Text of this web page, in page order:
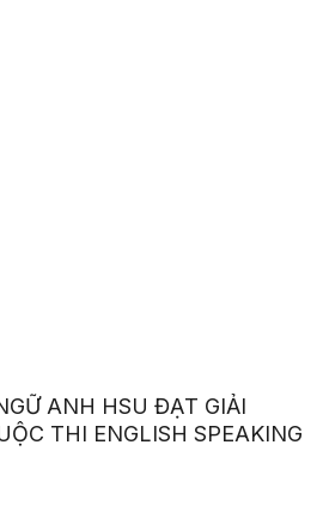
ANH HSU ĐẠT GIẢI
THI ENGLISH SPEAKING